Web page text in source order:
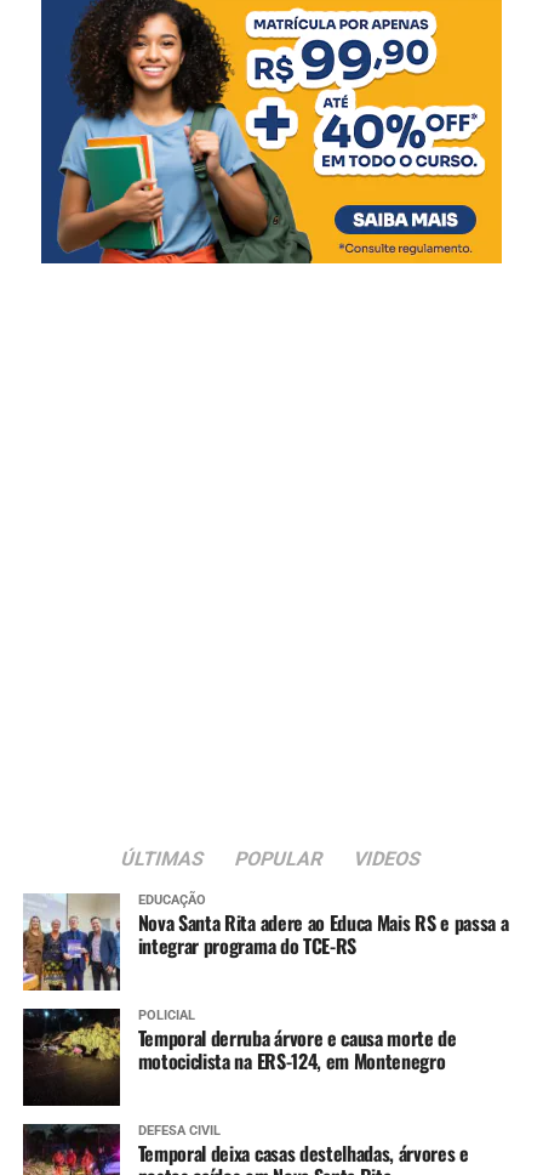
ÚLTIMAS POPULAR VIDEOS
EDUCAÇÃO
Nova Santa Rita adere ao Educa Mais RS e passa a
integrar programa do TCE-RS
POLICIAL
Temporal derruba árvore e causa morte de
motociclista na ERS-124, em Montenegro
DEFESA CIVIL
Temporal deixa casas destelhadas, árvores e